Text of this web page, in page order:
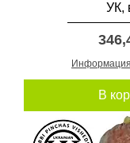
УК,
В